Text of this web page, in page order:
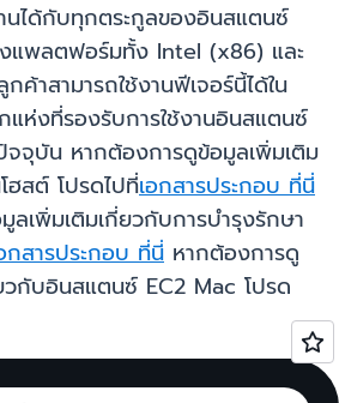
นได้กับทุกตระกูลของอินสแตนซ์
แพลตฟอร์มทั้ง Intel (x86) และ
าสามารถใช้งานฟีเจอร์นี้ได้ใน
แห่งที่รองรับการใช้งานอินสแตนซ์
จจุบัน หากต้องการดูข้อมูลเพิ่มเติม
ฮสต์ โปรดไปที่เอกสารประกอบ ที่นี่
ลเพิ่มเติมเกี่ยวกับการบำรุงรักษา
กสารประกอบ ที่นี่ หากต้องการดู
วกับอินสแตนซ์ EC2 Mac โปรด